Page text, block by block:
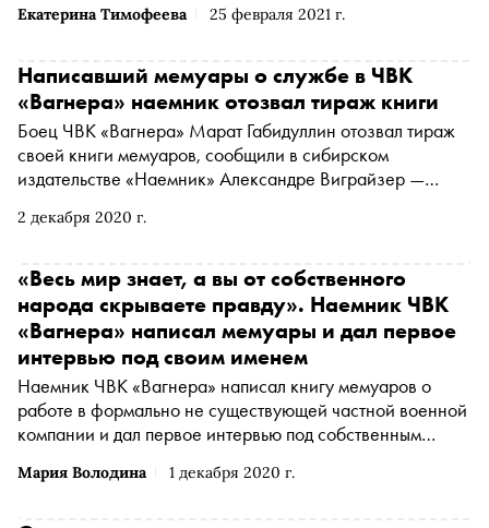
Екатерина Тимофеева 25 февраля 2021 г.
истории о 154 песнях
2 декабря 2020 г.
Написавший мемуары о службе в ЧВК
«Вагнера» наемник отозвал тираж книги
Боец ЧВК «Вагнера» Марат Габидуллин отозвал тираж
своей книги мемуаров, сообщили в сибирском
издательстве «Наемник» Александре Виграйзер —
рынке наемничества и частных военных услуг
Мария Володина 1 декабря 2020 г.
«Весь мир знает, а вы от собственного
народа скрываете правду». Наемник ЧВК
«Вагнера» написал мемуары и дал первое
интервью под своим именем
Наемник ЧВК «Вагнера» написал книгу мемуаров о
работе в формально не существующей частной военной
компании и дал первое интервью под собственным
опубликовала«Медуза»(Юридическое лицо,